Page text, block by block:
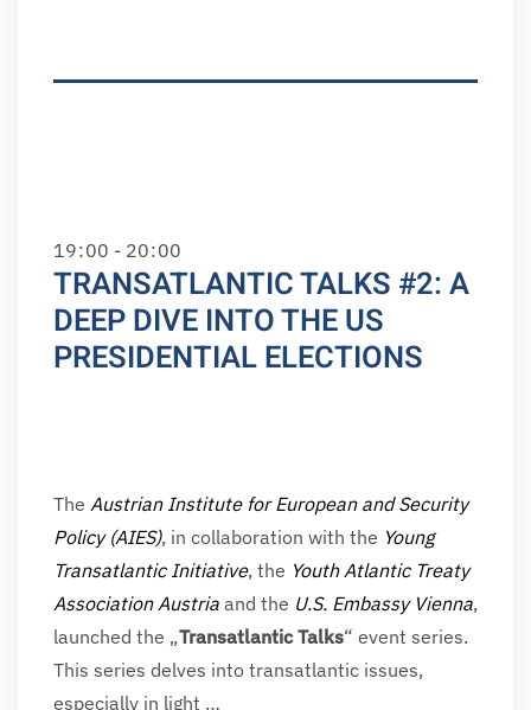
19:00 - 20:00
TRANSATLANTIC TALKS #2: A
DEEP DIVE INTO THE US
PRESIDENTIAL ELECTIONS
The Austrian Institute for European and Security
Policy (AIES), in collaboration with the Young
Transatlantic Initiative, the Youth Atlantic Treaty
Association Austria and the U.S. Embassy Vienna,
launched the „Transatlantic Talks“ event series.
This series delves into transatlantic issues,
especially in light …